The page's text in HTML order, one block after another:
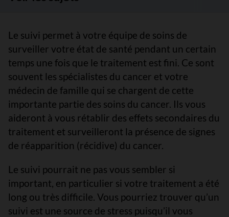
Le suivi permet à votre équipe de soins de
surveiller votre état de santé pendant un certain
temps une fois que le traitement est fini. Ce sont
souvent les spécialistes du cancer et votre
médecin de famille qui se chargent de cette
importante partie des soins du cancer. Ils vous
aideront à vous rétablir des effets secondaires du
traitement et surveilleront la présence de signes
de réapparition (récidive) du cancer.
Le suivi pourrait ne pas vous sembler si
important, en particulier si votre traitement a été
long ou très difficile. Vous pourriez trouver qu’un
suivi est une source de stress puisqu’il vous